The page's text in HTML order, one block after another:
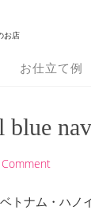
お店
お仕立て例
Comment
ベトナム・ハノ